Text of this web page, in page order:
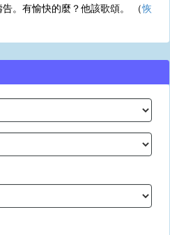
。有愉快的麼？他該歌頌。 （恢